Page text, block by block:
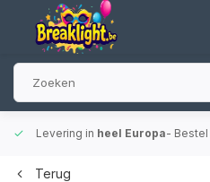
eenvoudig en wij bezorgen overal
Terug